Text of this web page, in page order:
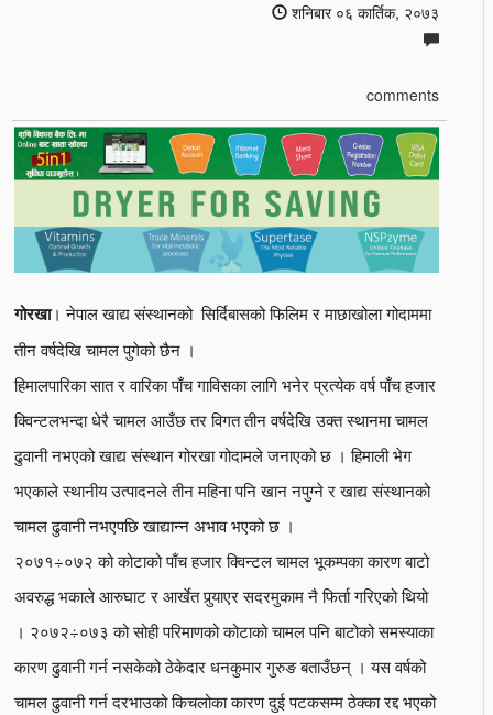
शनिबार ०६ कार्तिक, २०७३
comments
गोरखा। नेपाल खाद्य संस्थानको सिर्दिबासको फिलिम र माछाखोला गोदाममा
तीन वर्षदेखि चामल पुगेको छैन ।
हिमालपारिका सात र वारिका पाँच गाविसका लागि भनेर प्रत्येक वर्ष पाँच हजार
क्विन्टलभन्दा धेरै चामल आउँछ तर विगत तीन वर्षदेखि उक्त स्थानमा चामल
ढुवानी नभएको खाद्य संस्थान गोरखा गोदामले जनाएको छ । हिमाली भेग
भएकाले स्थानीय उत्पादनले तीन महिना पनि खान नपुग्ने र खाद्य संस्थानको
चामल ढुवानी नभएपछि खाद्यान्न अभाव भएको छ ।
२०७१÷०७२ को कोटाको पाँच हजार क्विन्टल चामल भूकम्पका कारण बाटो
अवरुद्ध भकाले आरुघाट र आर्खेत पुर्‍याएर सदरमुकाम नै फिर्ता गरिएको थियो
। २०७२÷०७३ को सोही परिमाणको कोटाको चामल पनि बाटोको समस्याका
कारण ढुवानी गर्न नसकेको ठेकेदार धनकुमार गुरुङ बताउँछन् । यस वर्षको
चामल ढुवानी गर्न दरभाउको किचलोका कारण दुई पटकसम्म ठेक्का रद्द भएको